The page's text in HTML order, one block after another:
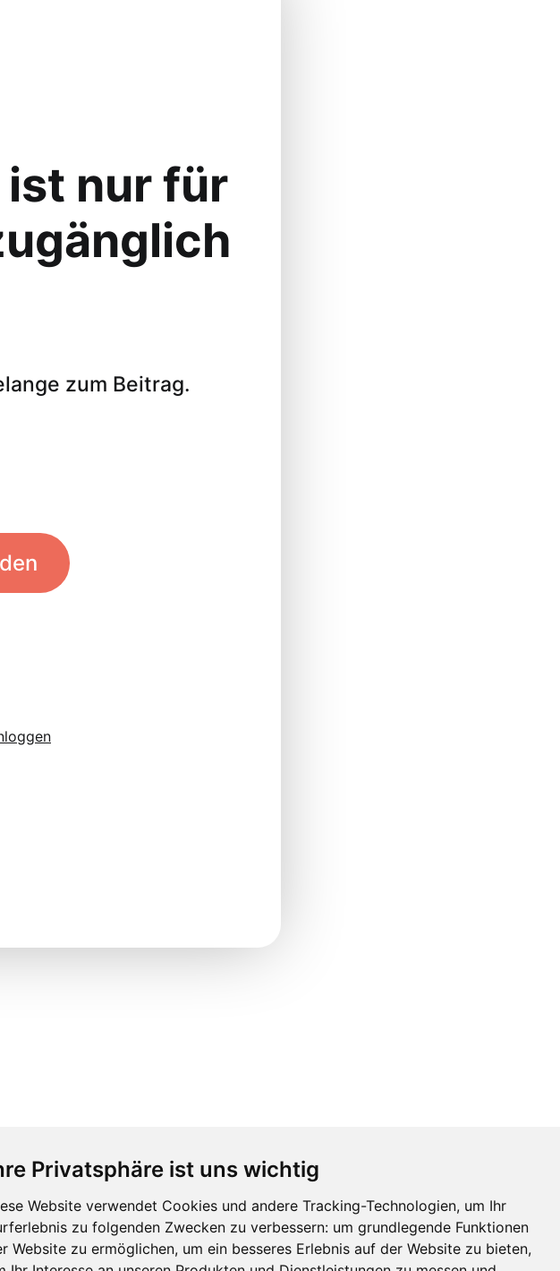
Privatsphäre ist uns wichtig
Website verwendet Cookies und andere Tracking-Technologien, um Ihr
zu folgenden Zwecken zu verbessern: um grundlegende Funktionen
Website zu ermöglichen, um ein besseres Erlebnis auf der Website zu bieten,
nur für
zum Beitrag.